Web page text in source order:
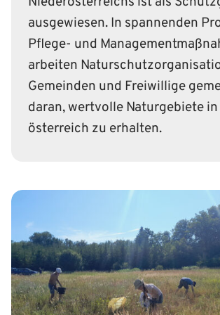
ausgewiesen. In spannenden
Pflege- und
arbeiten
Gemeinden und Freiwillige
daran, wertvolle Natur­gebiete
österreich zu erhalten.